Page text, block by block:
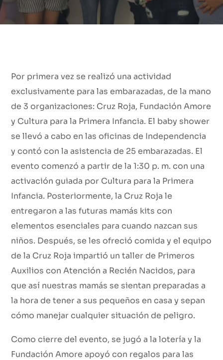
Por primera vez se realizó una actividad
exclusivamente para las embarazadas, de la mano
de 3 organizaciones: Cruz Roja, Fundación Amore
y Cultura para la Primera Infancia. El baby shower
se llevó a cabo en las oficinas de Independencia
y contó con la asistencia de 25 embarazadas. El
evento comenzó a partir de la 1:30 p. m. con una
activación guiada por Cultura para la Primera
Infancia. Posteriormente, la Cruz Roja le
entregaron a las futuras mamás kits con
elementos esenciales para cuando nazcan sus
niños. Después, se les ofreció comida y el equipo
de la Cruz Roja impartió un taller de Primeros
Auxilios con Atención a Recién Nacidos, para
que así nuestras mamás se sientan preparadas a
la hora de tener a sus pequeños en casa y sepan
cómo manejar cualquier situación de peligro.
Como cierre del evento, se jugó a la lotería y la
Fundación Amore apoyó con regalos para las